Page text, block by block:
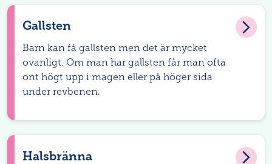
Gallsten
Barn kan få gallsten men det är mycket
ovanligt. Om man har gallsten får man ofta
ont högt upp i magen eller på höger sida
under revbenen.
Halsbränna